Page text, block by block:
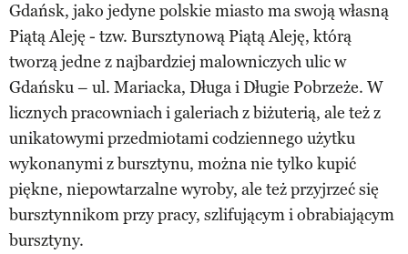
Gdańsk, jako jedyne polskie miasto ma swoją własną
Piątą Aleję - tzw. Bursztynową Piątą Aleję, którą
tworzą jedne z najbardziej malowniczych ulic w
Gdańsku – ul. Mariacka, Długa i Długie Pobrzeże. W
licznych pracowniach i galeriach z biżuterią, ale też z
unikatowymi przedmiotami codziennego użytku
wykonanymi z bursztynu, można nie tylko kupić
piękne, niepowtarzalne wyroby, ale też przyjrzeć się
bursztynnikom przy pracy, szlifującym i obrabiającym
bursztyny.